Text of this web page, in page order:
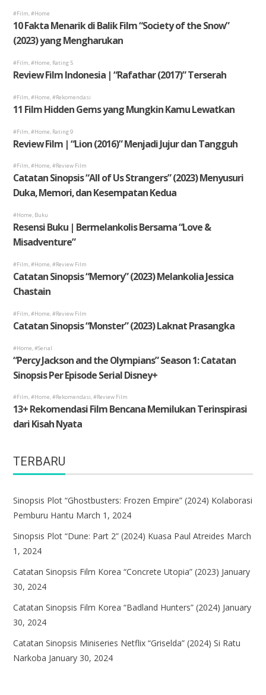
TERBARU
Sinopsis Plot “Ghostbusters: Frozen Empire” (2024) Kolaborasi
Pemburu Hantu March 1, 2024
Sinopsis Plot “Dune: Part 2” (2024) Kuasa Paul Atreides March
1, 2024
Catatan Sinopsis Film Korea “Concrete Utopia” (2023) January
30, 2024
Catatan Sinopsis Film Korea “Badland Hunters” (2024) January
30, 2024
Catatan Sinopsis Miniseries Netflix “Griselda” (2024) Si Ratu
Narkoba January 30, 2024